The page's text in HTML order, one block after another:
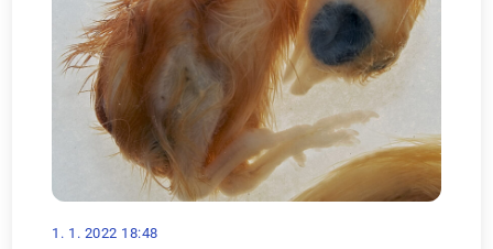
1. 1. 2022 18:48